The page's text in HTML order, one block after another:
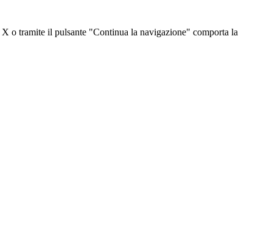
o tramite il pulsante "Continua la navigazione" comporta la